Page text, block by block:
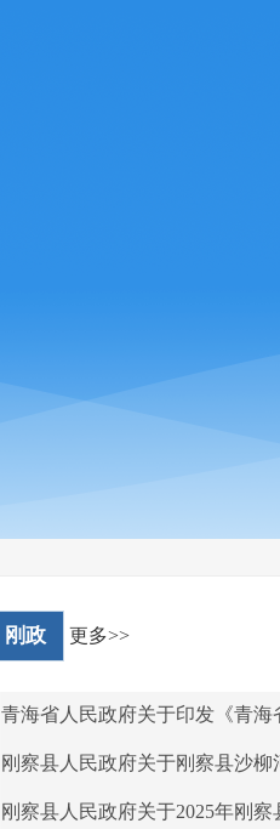
刚政 更多>>
青海省人民政府关于印发《青
刚察县人民政府关于刚察县沙
刚察县人民政府关于2025年刚